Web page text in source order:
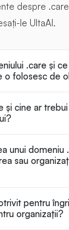
despre
le UltaAI.
.care și
o folosesc de
și cine ar trebui
unui domeniu
sau
pentru
organizații?